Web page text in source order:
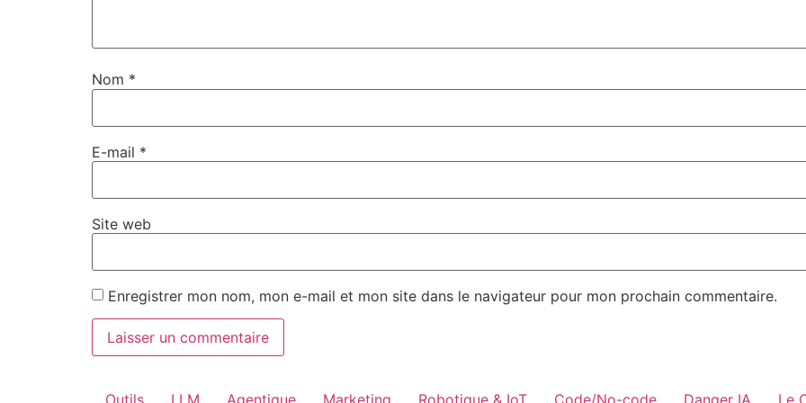
Nom *
E-mail *
Site web
Enregistrer mon nom, mon e-mail et mon site dans le navigateur pour mon prochain commentaire.
Outils LLM Agentique Marketing Robotique & IoT Code/No-code Danger IA Le